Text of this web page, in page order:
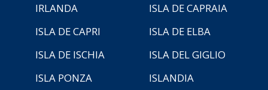
IRLANDA
ISLA DE CAPRAIA
ISLA DE CAPRI
ISLA DE ELBA
ISLA DE ISCHIA
ISLA DEL GIGLIO
ISLA PONZA
ISLANDIA